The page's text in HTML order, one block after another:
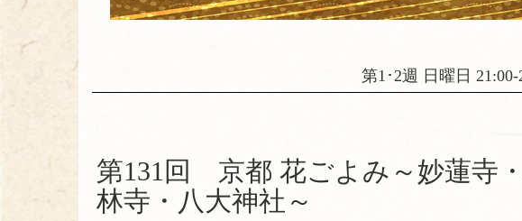
第1･2週 日曜日
第131回 京都 花ごよみ～妙蓮寺
林寺・八大神社～